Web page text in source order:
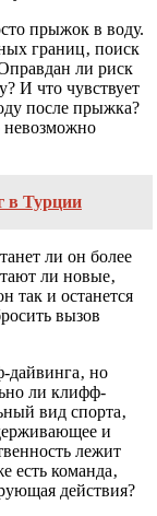
прыжок в воду.
границ‚ поиск
ли риск
И что чувствует
после прыжка?
невозможно
в Турции
ли он более
ли новые‚
так и останется
вызов
но
ли клифф-
вид спорта‚
и
лежит
есть команда‚
действия?